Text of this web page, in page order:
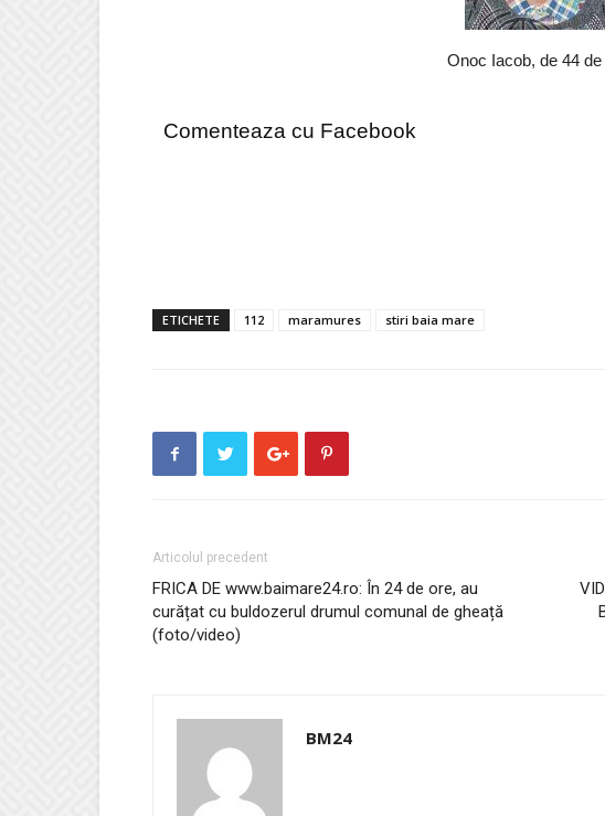
Onoc Iacob, de 44 de
Comenteaza cu Facebook
ETICHETE 112 maramures stiri baia mare
Articolul precedent
FRICA DE www.baimare24.ro: În 24 de ore, au
curățat cu buldozerul drumul comunal de gheață
(foto/video)
BM24